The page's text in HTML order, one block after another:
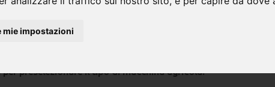
mie impostazioni
preselezionare il tipo di macchina agricola: